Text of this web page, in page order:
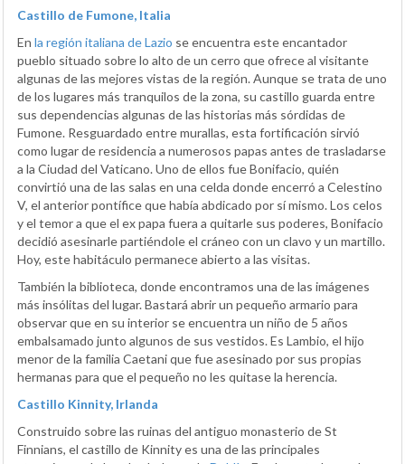
Castillo de Fumone, Italia
En la región italiana de Lazio se encuentra este encantador
pueblo situado sobre lo alto de un cerro que ofrece al visitante
algunas de las mejores vistas de la región. Aunque se trata de uno
de los lugares más tranquilos de la zona, su castillo guarda entre
sus dependencias algunas de las historias más sórdidas de
Fumone. Resguardado entre murallas, esta fortificación sirvió
como lugar de residencia a numerosos papas antes de trasladarse
a la Ciudad del Vaticano. Uno de ellos fue Bonifacio, quién
convirtió una de las salas en una celda donde encerró a Celestino
V, el anterior pontífice que había abdicado por sí mismo. Los celos
y el temor a que el ex papa fuera a quitarle sus poderes, Bonifacio
decidió asesinarle partiéndole el cráneo con un clavo y un martillo.
Hoy, este habitáculo permanece abierto a las visitas.
También la biblioteca, donde encontramos una de las imágenes
más insólitas del lugar. Bastará abrir un pequeño armario para
observar que en su interior se encuentra un niño de 5 años
embalsamado junto algunos de sus vestidos. Es Lambio, el hijo
menor de la familia Caetani que fue asesinado por sus propias
hermanas para que el pequeño no les quitase la herencia.
Castillo Kinnity, Irlanda
Construido sobre las ruinas del antiguo monasterio de St
Finnians, el castillo de Kinnity es una de las principales